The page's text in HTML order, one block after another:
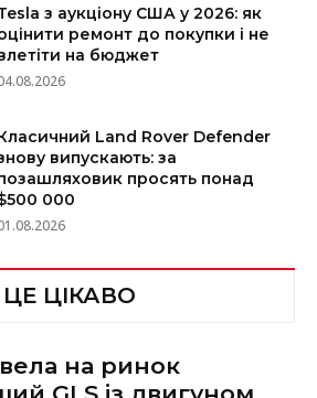
з аукціону США у 2026: як
ремонт до покупки і не
на бюджет
Land Rover Defender
випускають: за
просять понад
000
ЦЕ ЦІКАВО
на ринок